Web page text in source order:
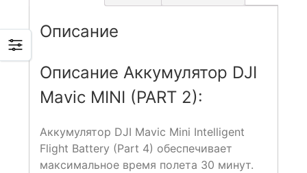
Описание
Описание Аккумулятор DJI
Mavic MINI (PART 2):
Аккумулятор DJI Mavic Mini Intelligent
Flight Battery (Part 4) обеспечивает
максимальное время полета 30 минут.